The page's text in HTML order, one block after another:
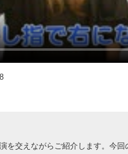
を交えながらご紹介します。今